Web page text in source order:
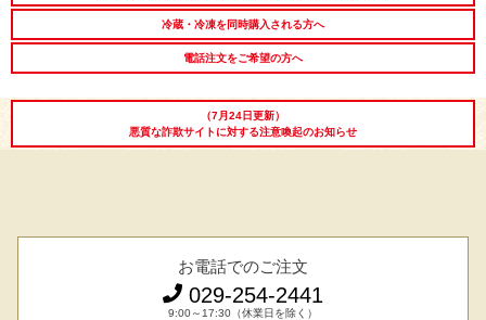
結婚内祝い
長寿祝い 高級肉ギフト 法人ギフト
ふるさと納税
冷蔵・冷凍を同時購入される方へ
電話注文をご希望の方へ
（7月24日更新）
悪質な詐欺サイトに対する注意喚起のお知らせ
お電話でのご注文
029-254-2441
9:00～17:30（休業日を除く）